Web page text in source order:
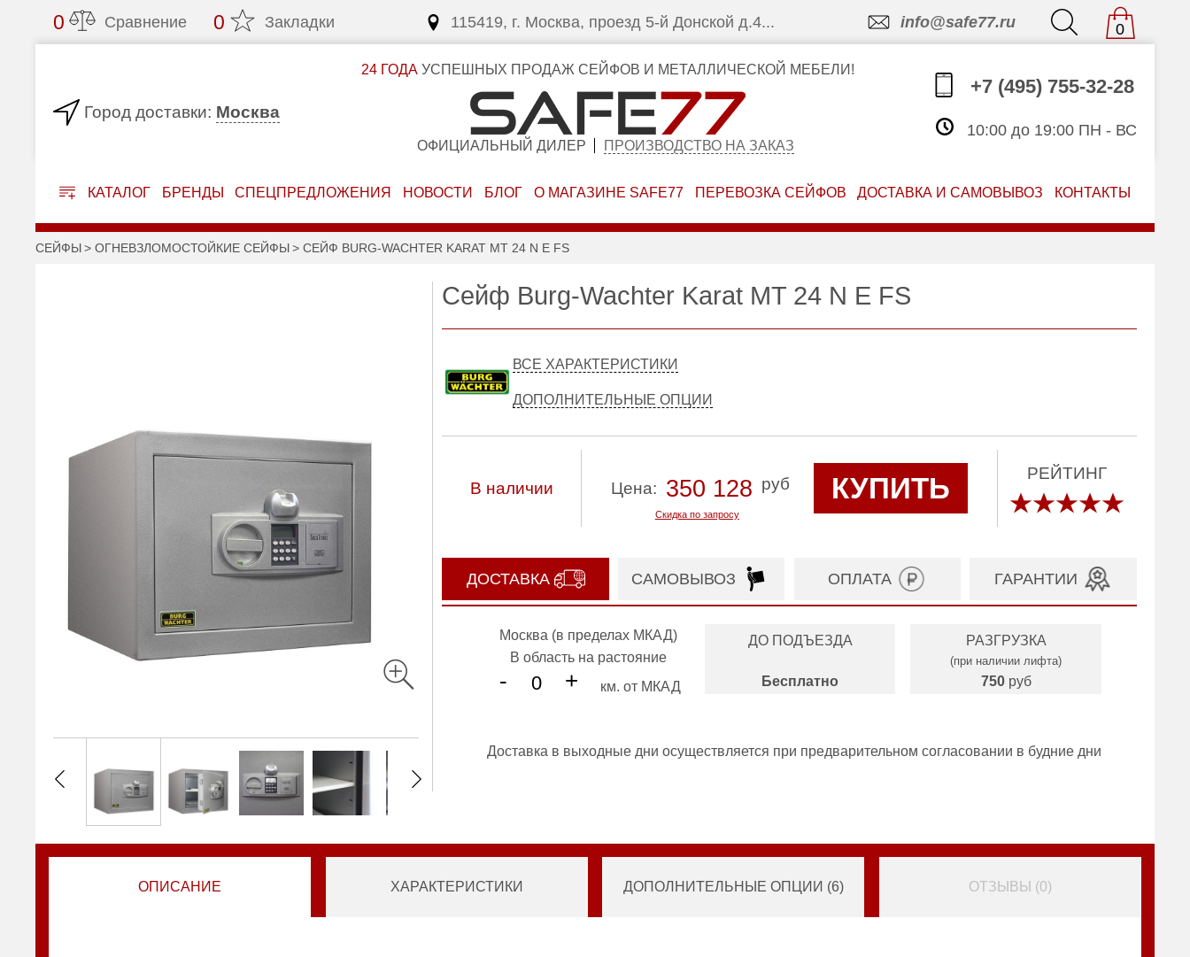
0 Сравнение 0 Закладки 115419, г. Москва, проезд 5-й Донской д.4... info@safe77.ru 0
Город доставки: Москва
24 ГОДАУСПЕШНЫХ ПРОДАЖ СЕЙФОВ И МЕТАЛЛИЧЕСКОЙ МЕБЕЛИ!
ОФИЦИАЛЬНЫЙ ДИЛЕР ПРОИЗВОДСТВО НА ЗАКАЗ
+7 (495) 755-32-28
10:00 до 19:00 ПН - ВС
КАТАЛОГ БРЕНДЫ СПЕЦПРЕДЛОЖЕНИЯ НОВОСТИ БЛОГ О МАГАЗИНЕ SAFE77 ПЕРЕВОЗКА СЕЙФОВ ДОСТАВКА И САМОВЫВОЗ КОНТАКТЫ
СЕЙФЫ ОГНЕВЗЛОМОСТОЙКИЕ СЕЙФЫ СЕЙФ BURG-WACHTER KARAT MT 24 N E FS
Сейф Burg-Wachter Karat MT 24 N E FS
ВСЕ ХАРАКТЕРИСТИКИ
ДОПОЛНИТЕЛЬНЫЕ ОПЦИИ
В наличии Цена: 350 128
Скидка по запросу
руб КУПИТЬ РЕЙТИНГ
ДОСТАВКА САМОВЫВОЗ ОПЛАТА ГАРАНТИИ
Москва (в пределах МКАД)
В область на растояние
- + км. от МКАД
ДО ПОДЪЕЗДА
Бесплатно
РАЗГРУЗКА
(при наличии лифта)
750 руб
Доставка в выходные дни осуществляется при предварительном согласовании в будние дни
ОПИСАНИЕ ХАРАКТЕРИСТИКИ ДОПОЛНИТЕЛЬНЫЕ ОПЦИИ (6) ОТЗЫВЫ (0)